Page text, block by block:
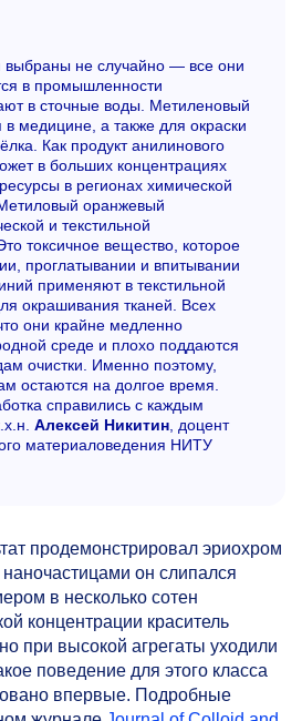
выбраны не случайно — все они
в промышленности
в сточные воды. Метиленовый
медицине, а также для окраски
Как продукт анилинового
в больших концентрациях
в регионах химической
оранжевый
и текстильной
токсичное вещество, которое
проглатывании и впитывании
применяют в текстильной
окрашивания тканей. Всех
они крайне медленно
среде и плохо поддаются
очистки. Именно поэтому,
остаются на долгое время.
справились с каждым
Алексей Никитин , доцент
материало­ведения НИТУ
продемонстрировал эриохром
наночастицами он слипался
в несколько сотен
концентрации краситель
при высокой агрегаты уходили
поведение для этого класса
впервые. Подробные